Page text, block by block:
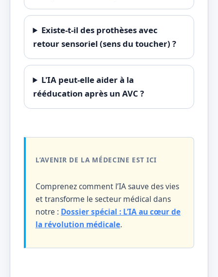
Existe-t-il des prothèses avec
retour sensoriel (sens du toucher) ?
L'IA peut-elle aider à la
rééducation après un AVC ?
L’AVENIR DE LA MÉDECINE EST ICI
Comprenez comment l’IA sauve des vies
et transforme le secteur médical dans
notre : Dossier spécial : L’IA au cœur de
la révolution médicale.